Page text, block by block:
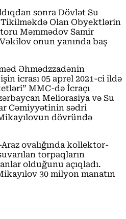
sonra Dövlət Su
Olan Obyektlərin
Məmmədov Samir
onun yanında baş
Əhmədzzadənin
icrası 05 aprel 2021-ci ildə
MMC-də İcraçı
Meliorasiya və Su
Cəmiyyətinin sədri
dövründə
ovalığında kollektor-
torpaqların
olduğunu açıqladı.
30 milyon manatın